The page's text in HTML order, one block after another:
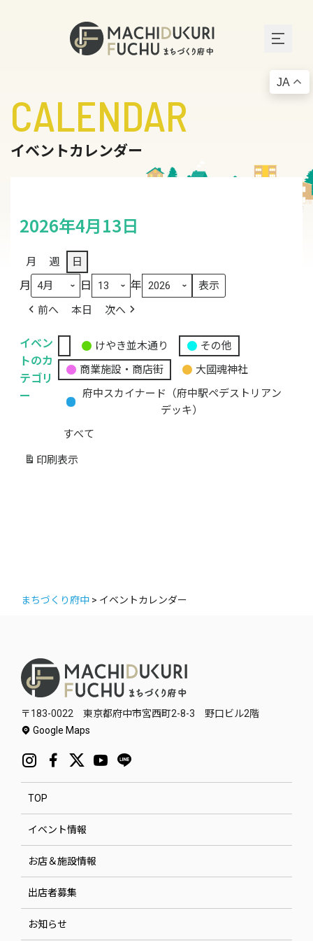
CALENDAR
イベントカレンダー
2026年4月13日
月 週 日
月 日 年
前へ 本日 次へ
イベン
トのカ
テゴリ
ー
無
題
カ
ゴ
リ
けやき並木通り
その他
商業施設・商店街
大國魂神社
府中スカイナード（府中駅ペデストリアン
デッキ）
すべて
印刷 表示
まちづくり府中 > イベントカレンダー
〒183-0022 東京都府中市宮西町2-8-3 野口ビル2階
Google Maps
TOP
イベント情報
お店＆施設情報
出店者募集
お知らせ
JA